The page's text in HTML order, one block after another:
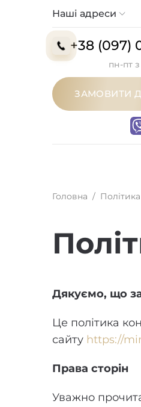
Наші адреси
+38 (097)
пн-пт
ЗАМОВИТИ
Головна /
Дякуємо, що
Це політика
сайту https://
Права сторін
Уважно